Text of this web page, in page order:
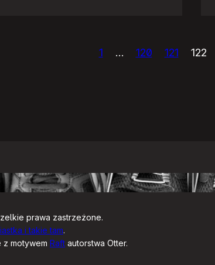
1 … 120 121 122
prawa zastrzeżone.
i takie tam.
z motywem Raft autorstwa Otter.